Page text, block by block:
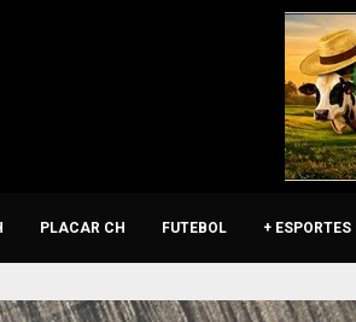
PLACAR CH FUTEBOL + ESPORTES